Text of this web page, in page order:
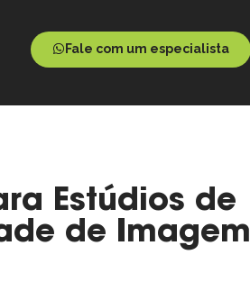
Fale com um especialista
Estúdios de
de Imagem